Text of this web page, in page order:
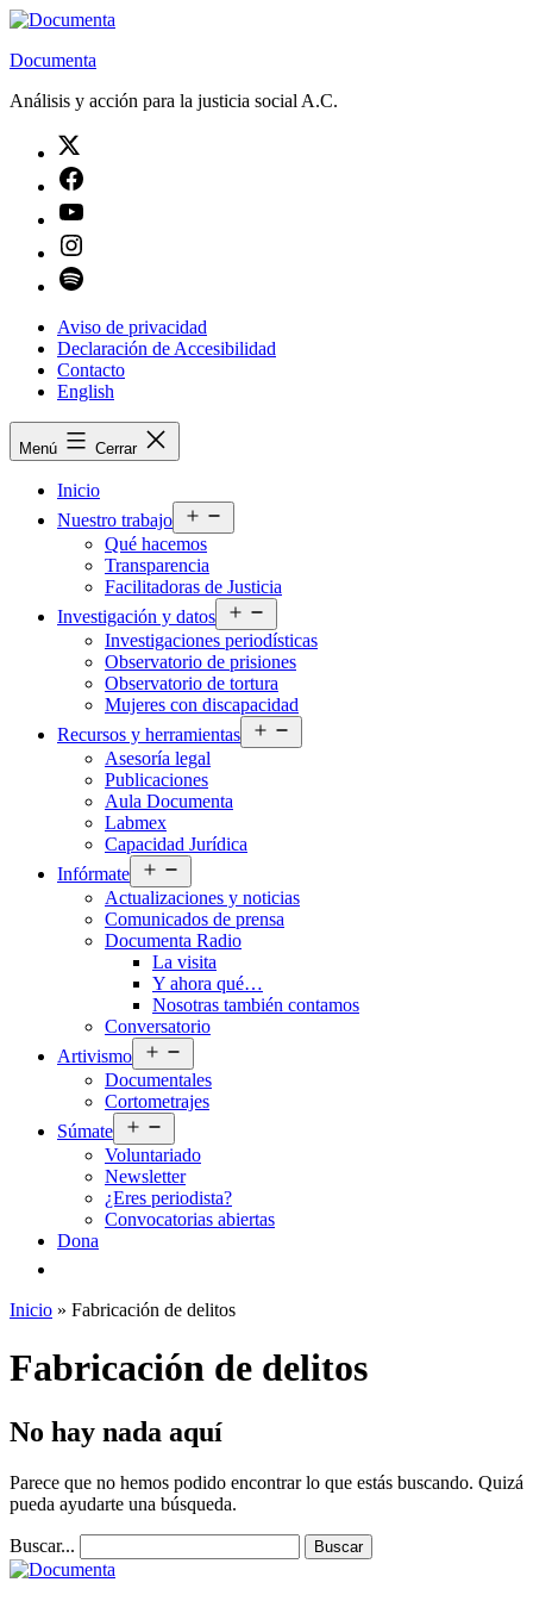
Saltar
contenido
Documenta
Análisis y acción para la justicia social A.C.
Aviso de privacidad
Declaración de Accesibilidad
Contacto
English
Menú Cerrar
Inicio
Nuestro trabajo
el
Qué hacemos
Transparencia
Facilitadoras de Justicia
Investigación y datos
el
menú
Investigaciones periodísticas
Observatorio de prisiones
Observatorio de tortura
Mujeres con discapacidad
Recursos y herramientas
el
Asesoría legal
Publicaciones
Aula Documenta
Labmex
Capacidad Jurídica
Infórmate
el
menú
Actualizaciones y noticias
Comunicados de prensa
Documenta Radio
La visita
Y ahora qué…
Nosotras también contamos
Conversatorio
Artivismo
el
menú
Documentales
Cortometrajes
Súmate
el
menú
Voluntariado
Newsletter
¿Eres periodista?
Convocatorias abiertas
Dona
Inicio » Fabricación de delitos
Fabricación de delitos
No hay nada aquí
Parece que no hemos podido encontrar lo que estás buscando. Quizá
pueda ayudarte una búsqueda.
Buscar...